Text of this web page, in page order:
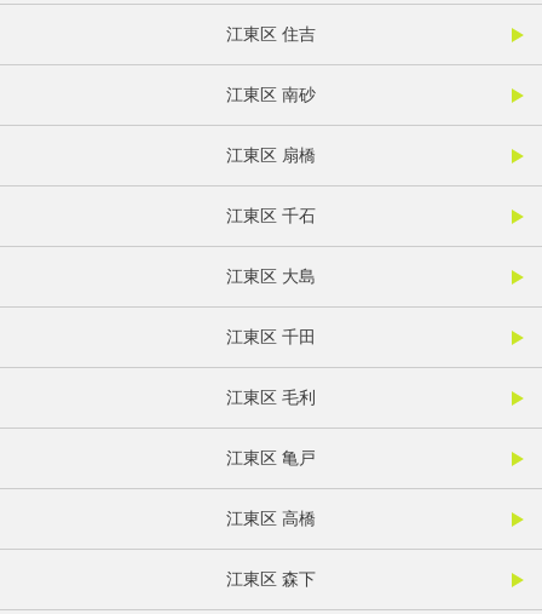
江東区 住吉
江東区 南砂
江東区 扇橋
江東区 千石
江東区 大島
江東区 千田
江東区 毛利
江東区 亀戸
江東区 高橋
江東区 森下